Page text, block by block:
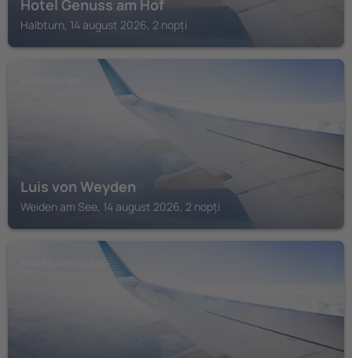
Hotel Genuss am Hof
Halbturn, 14 august 2026, 2 nopți
Luis von Weyden
Weiden am See, 14 august 2026, 2 nopți